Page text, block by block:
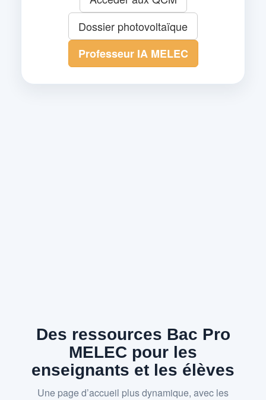
Dossier photovoltaïque
Professeur IA MELEC
Des ressources Bac Pro
MELEC pour les
enseignants et les élèves
Une page d’accueil plus dynamique, avec les